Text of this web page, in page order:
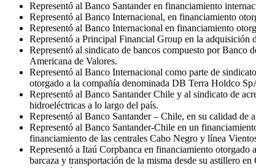
Representó al Banco Santander en financiamiento
Representó al Banco Internacional, en financiamiento
Representó al Banco Internacional en financiamiento
Representó a Principal Financial Group en la
Representó al sindicato de bancos compuesto por
Americana de Valores.
Representó al Banco Internacional como parte de
otorgado a la compañía denominada DB Terra Holdco
Representó al Banco Santander Chile y al sindicato de
hidroeléctricas a lo largo del país.
Representó al Banco Santander – Chile, en su calidad de
Representó al Banco Santander-Chile en un
financiamiento de las centrales Cabo Negro y línea
Representó a Itaú Corpbanca en financiamiento
barcaza y transportación de la misma desde su astillero